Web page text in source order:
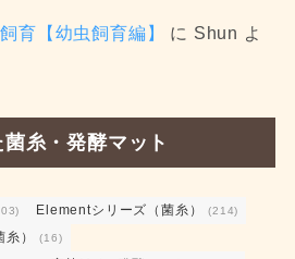
育【幼虫飼育編】 に Shun よ
糸・発酵マット
Elementシリーズ（菌糸） (214)
糸） (16)